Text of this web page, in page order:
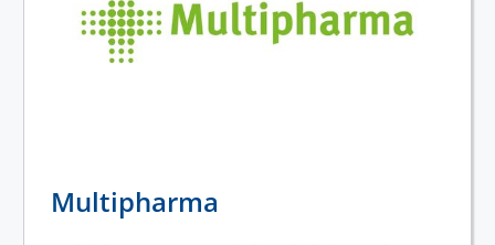
Multipharma